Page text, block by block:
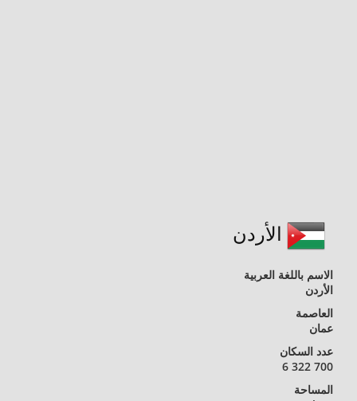
الأردن
الاسم باللغة العربية
الأردن
العاصمة
عمان
عدد السكان
6 322 700
المساحة